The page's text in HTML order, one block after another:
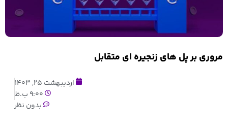
مروری بر پل های زنجیره ای متقابل
اردیبهشت 25, 1403
9:00 ب.ظ
بدون نظر